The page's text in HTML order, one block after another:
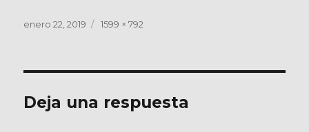
Publicado
enero 22, 2019
Tamaño
1599 × 792
Deja una respuesta